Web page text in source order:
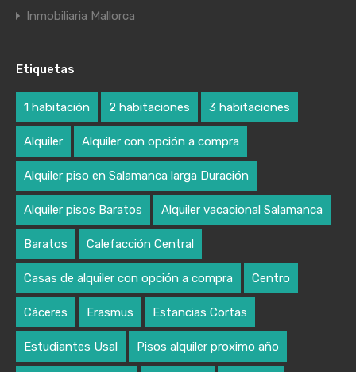
Inmobiliaria Mallorca
Etiquetas
1 habitación 2 habitaciones 3 habitaciones
Alquiler Alquiler con opción a compra
Alquiler piso en Salamanca larga Duración
Alquiler pisos Baratos Alquiler vacacional Salamanca
Baratos Calefacción Central
Casas de alquiler con opción a compra Centro
Cáceres Erasmus Estancias Cortas
Estudiantes Usal Pisos alquiler proximo año